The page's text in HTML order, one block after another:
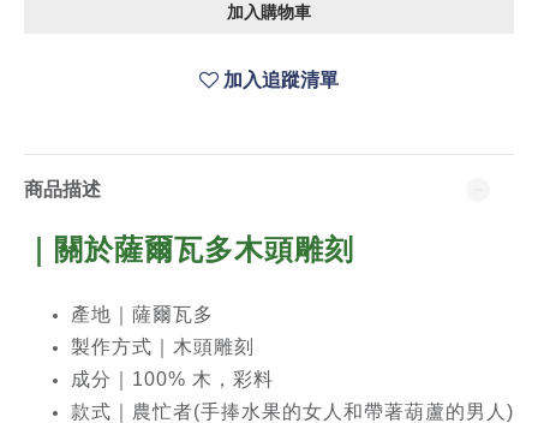
加入購物車
加入追蹤清單
商品描述
｜關於薩爾瓦多木頭雕刻
產地｜薩爾瓦多
製作方式｜木頭雕刻
成分｜100% 木，彩料
款式｜農忙者(手捧水果的女人和帶著葫蘆的男人)